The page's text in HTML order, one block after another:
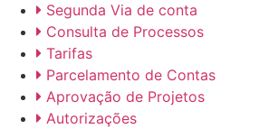
Segunda Via de conta
Consulta de Processos
Tarifas
Parcelamento de Contas
Aprovação de Projetos
Autorizações